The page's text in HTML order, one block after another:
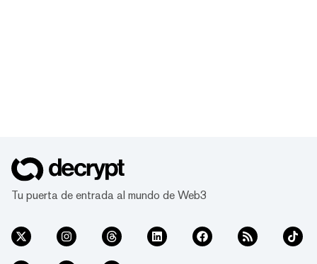
Tu puerta de entrada al mundo de Web3